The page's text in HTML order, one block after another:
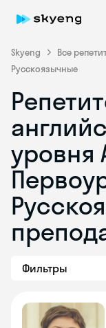
Skyeng Все
Русскоязычные
уровня
Фильтры
Skyeng Chat